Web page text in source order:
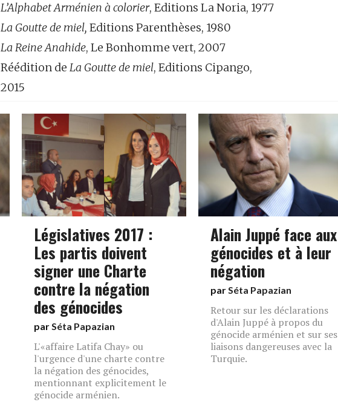
L’Alphabet Arménien à colorier, Editions La Noria, 1977
La Goutte de miel, Editions Parenthèses, 1980
La Reine Anahide, Le Bonhomme vert, 2007
Réédition deLa Goutte de miel, Editions Cipango,
2015
Législatives 2017 :
Les partis doivent
signer une Charte
contre la négation
des génocides
parSéta Papazian
L'«affaire Latifa Chay» ou
l'urgence d'une charte contre
la négation des génocides,
mentionnant explicitement le
génocide arménien.
Alain Juppé face aux
génocides et à leur
négation
parSéta Papazian
Retour sur les déclarations
d'Alain Juppé à propos du
génocide arménien et sur ses
liaisons dangereuses avec la
Turquie.